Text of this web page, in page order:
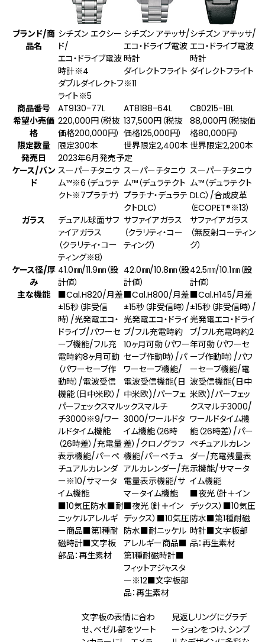
ブランド/商
品名
シチズン エクシー
ド/
エコ・ドライブ電波
時計※4
ダブルダイレクトフ
ライト※5
シチズン アテッサ/
エコ・ドライブ電波
時計
ダイレクトフライト
※11
シチズン アテッサ/
エコ・ドライブ電波
時計
ダイレクトフライト
商品番号 AT9130-77L AT8188-64L
CB0215-18L
希望小売価
格
220,000円（税抜
価格200,000円）
137,500円（税抜
価格125,000円）
88,000円（税抜価
格80,000円）
限定数量
限定300本 世界限定2,400本 世界限定2,200本
発売日
2023年6月発売予定
ケース/バン
ド
スーパーチタニウ
ム™※6 （デュラテ
クト※7プラチナ）
スーパーチタニウ
ム™（デュラテクト
プラチナ・デュラテ
クトDLC）
スーパーチタニウ
ム™（デュラテクト
DLC）/合成皮革
（ECOPET®※13）
ガラス
デュアル球面サフ
ァイアガラス
（クラリティ・コー
ティング※8）
サファイアガラス
（クラリティ・コー
ティング）
サファイアガラス
（無反射コーティン
グ）
ケース径/厚
み
41.0㎜/11.9㎜（設
計値）
42.0㎜/10.8㎜（設
計値）
42.5㎜/10.1㎜（設
計値）
主な機能
■Cal.H820/月差
±15秒（非受信
時）/光発電エコ・
ドライブ/パワーセ
ーブ機能/フル充
電時約8ヶ月可動
（パワーセーブ作
動時）/電波受信
機能（日中米欧）/
パーフェックスマル
チ3000※9/ワー
ルドタイム機能
（26時差）/充電量
表示機能/パーペ
チュアルカレンダ
ー※10/サマータ
イム機能
■10気圧防水■耐
ニッケルアレルギ
ー商品■第1種耐
磁時計■文字板
部品：再生素材
■Cal.H800/月差
±15秒（非受信時）/
光発電エコ・ドライ
ブ/フル充電時約
10ヶ月可動（パワー
セーブ作動時）/パ
ワーセーブ機能/
電波受信機能(日
中米欧)/パーフェ
ックスマルチ
3000/ワールドタ
イム機能（26時
差）/クロノグラフ
機能/パーペチュ
アルカレンダー/充
電量表示機能/サ
マータイム機能
■夜光（針＋イン
デックス）■10気圧
防水■耐ニッケル
アレルギー商品■
第1種耐磁時計■
フィットアジャスタ
ー※12■文字板部
品：再生素材
■Cal.H145/月差
±15秒（非受信時）/
光発電エコ・ドライ
ブ/フル充電時約2
年可動（パワーセ
ーブ作動時）/パワ
ーセーブ機能/電
波受信機能(日中
米欧)/パーフェッ
クスマルチ3000/
ワールドタイム機
能（26時差）/パー
ペチュアルカレン
ダー/充電残量表
示機能/サマータ
イム機能
■夜光（針＋イン
デックス）■10気圧
防水■第1種耐磁
時計■文字板部
品：再生素材
文字板の表情に合わ
せ、ベゼル部をツート
見返しリングにグラデ
ーションをつけ、シンプ